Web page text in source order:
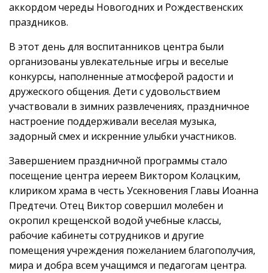
аккордом череды Новогодних и Рождественских
праздников.
В этот день для воспитанников центра были
организованы увлекательные игры и веселые
конкурсы, наполненные атмосферой радости и
дружеского общения. Дети с удовольствием
участвовали в зимних развлечениях, праздничное
настроение поддерживали веселая музыка,
задорный смех и искренние улыбки участников.
Завершением праздничной программы стало
посещение центра иереем Виктором Колацким,
клириком храма в честь Усекновения Главы Иоанна
Предтечи. Отец Виктор совершил молебен и
окропил крещенской водой учебные классы,
рабочие кабинеты сотрудников и другие
помещения учреждения пожеланием благополучия,
мира и добра всем учащимся и педагогам центра.